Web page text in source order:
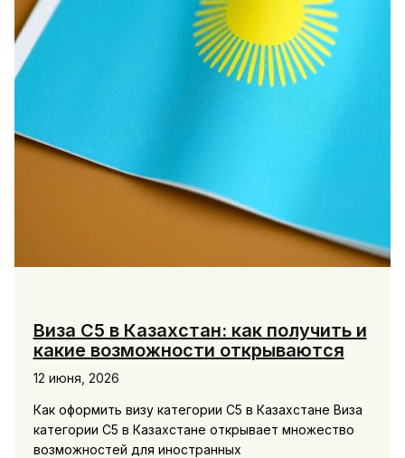
Виза С5 в Казахстан: как получить и
какие возможности открываются
12 июня, 2026
Как оформить визу категории С5 в Казахстане Виза
категории С5 в Казахстане открывает множество
возможностей для иностранных